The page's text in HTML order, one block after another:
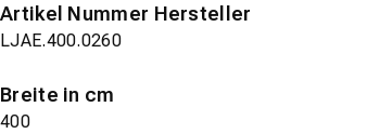
Artikel Nummer Hersteller
LJAE.400.0260
Breite in cm
400